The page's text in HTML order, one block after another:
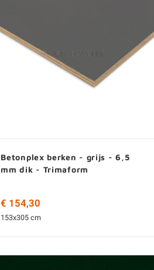
Betonplex berken - grijs - 6,5
mm dik - Trimaform
€ 154,30
153x305 cm